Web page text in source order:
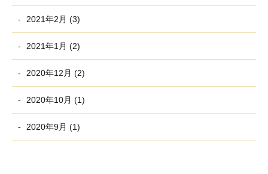
2021年2月 (3)
2021年1月 (2)
2020年12月 (2)
2020年10月 (1)
2020年9月 (1)